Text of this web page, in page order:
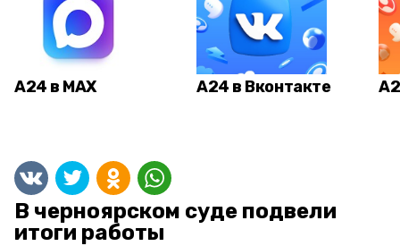
А24 в MAX А24 в Вконтакте
В черноярском суде подвели
итоги работы